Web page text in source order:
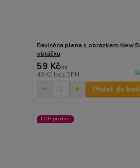
Bavlněná plena s obrázkem New
obláčku
59 Kč/ks
49 Kč bez DPH
Přidat do
TOP produkt